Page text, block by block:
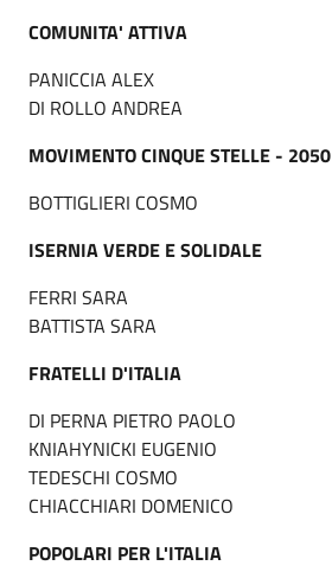
COMUNITA' ATTIVA
PANICCIA ALEX
DI ROLLO ANDREA
MOVIMENTO CINQUE STELLE - 2050
BOTTIGLIERI COSMO
ISERNIA VERDE E SOLIDALE
FERRI SARA
BATTISTA SARA
FRATELLI D'ITALIA
DI PERNA PIETRO PAOLO
KNIAHYNICKI EUGENIO
TEDESCHI COSMO
CHIACCHIARI DOMENICO
POPOLARI PER L'ITALIA